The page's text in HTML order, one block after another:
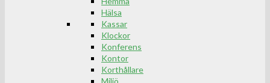
Hälsa
Kassar
Klockor
Konferens
Kontor
Korthållare
Miljö